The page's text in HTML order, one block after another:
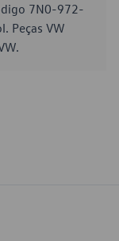
7N0-972-
Peças VW